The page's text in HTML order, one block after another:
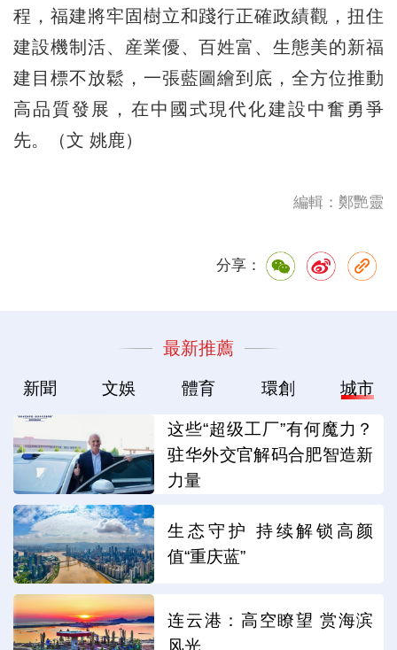
程，福建將牢固樹立和踐行正確政績觀，扭住
建設機制活、産業優、百姓富、生態美的新福
建目標不放鬆，一張藍圖繪到底，全方位推動
高品質發展，在中國式現代化建設中奮勇爭
先。（文 姚鹿）
編輯：鄭艷靈
分享：
最新推薦
新聞 文娛 體育 環創 城市
这些“超级工厂”有何魔力？
驻华外交官解码合肥智造新
力量
生态守护 持续解锁高颜
值“重庆蓝”
连云港：高空瞭望 赏海滨
风光